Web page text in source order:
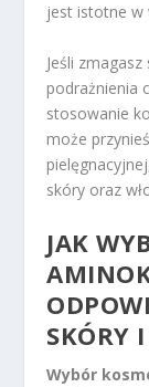
jest istotne w
Jeśli
podrażnienia
stosowanie
może
skóry oraz
JAK
SKÓRY
Wybór